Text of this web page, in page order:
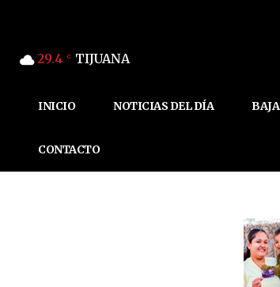
29.4 C TIJUANA
INICIO NOTICIAS DEL DÍA
CONTACTO